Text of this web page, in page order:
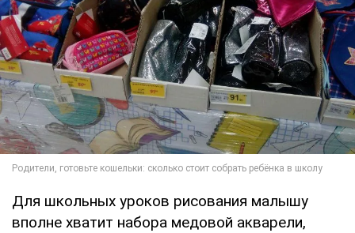
Для школьных уроков рисования малышу
вполне хватит набора медовой акварели,